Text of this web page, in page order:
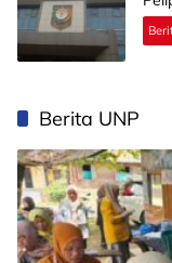
Berita UNP